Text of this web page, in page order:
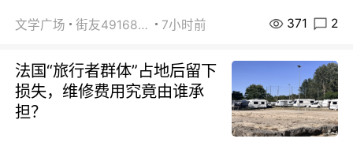
文学广场 街友49168527 7小时前 371 2
法国“旅行者群体”占地后留下
损失，维修费用究竟由谁承
担？